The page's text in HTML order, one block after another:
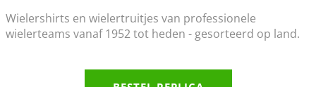
Wielershirts en wielertruitjes van professionele
wielerteams vanaf 1952 tot heden - gesorteerd op land.